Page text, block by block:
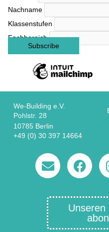
Nachname
Klassenstufen
Fachbereich
We-Building e.V.
Pohlstr. 28
10785 Berlin
+49 (0) 30 397 14664
Unseren